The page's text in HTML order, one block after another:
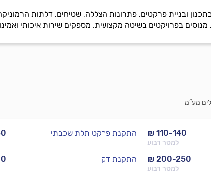
ובניית פרקטים, פתרונות הצללה, שטיחים, דלתות
מנוסים בפרויקטים בשיטה מקצועית. מספקים שירות איכותי
מע”מ
₪ 110-140
למטר רבוע
₪ 200-250
למטר רבוע
התקנת פרקט תלת שכבתי
התקנת דק